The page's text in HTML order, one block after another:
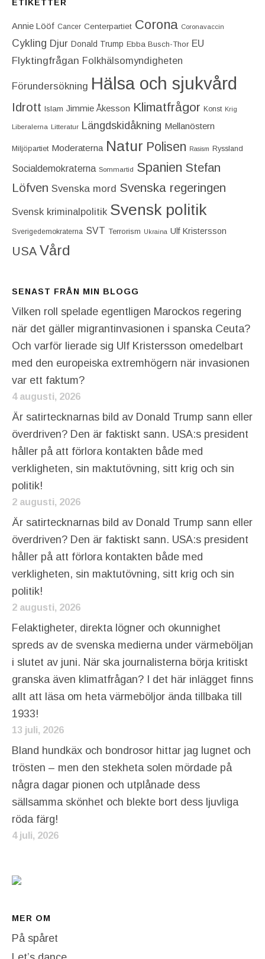
ETIKETTER
Annie Lööf Cancer Centerpartiet‎ Corona Coronavaccin
Cykling Djur Donald Trump Ebba Busch-Thor EU
Flyktingfrågan Folkhälsomyndigheten
Förundersökning Hälsa och sjukvård
Idrott Islam Jimmie Åkesson Klimatfrågor Konst Krig
Liberalerna Litteratur Längdskidåkning Mellanöstern
Miljöpartiet Moderaterna Natur Polisen Rasism Ryssland
Socialdemokraterna Sommartid Spanien Stefan
Löfven Svenska mord Svenska regeringen
Svensk kriminalpolitik Svensk politik
Sverigedemokraterna SVT Terrorism Ukraina Ulf Kristersson
USA Vård
SENAST FRÅN MIN BLOGG
Vilken roll spelade egentligen Marockos regering
när det gäller migrantinvasionen i spanska Ceuta?
Och varför lierade sig Ulf Kristersson omedelbart
med den europeiska extremhögern när invasionen
var ett faktum?
4 augusti, 2026
Är satirtecknarnas bild av Donald Trump sann eller
överdriven? Den är faktiskt sann. USA:s president
håller på att förlora kontakten både med
verkligheten, sin maktutövning, sitt krig och sin
politik!
2 augusti, 2026
Är satirtecknarnas bild av Donald Trump sann eller
överdriven? Den är faktiskt sann. USA:s president
håller på att förlora kontakten både med
verkligheten, sin maktutövning, sitt krig och sin
politik!
2 augusti, 2026
Felaktigheter, direkta lögner och okunnighet
spreds av de svenska medierna under värmeböljan
i slutet av juni. När ska journalisterna börja kritiskt
granska även klimatfrågan? I det här inlägget finns
allt att läsa om heta värmeböljor ända tillbaka till
1933!
13 juli, 2026
Bland hundkäx och bondrosor hittar jag lugnet och
trösten – men den stekheta solen mördade på
några dagar pionen och utplånade dess
sällsamma skönhet och blekte bort dess ljuvliga
röda färg!
4 juli, 2026
MER OM
På spåret